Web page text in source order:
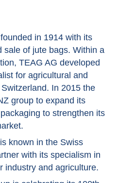
in 1914 with its
sale of jute bags. Within a
TEAG AG developed
for agricultural and
In 2015 the
group to expand its
to strengthen its
known in the Swiss
with its specialism in
industry and agriculture.